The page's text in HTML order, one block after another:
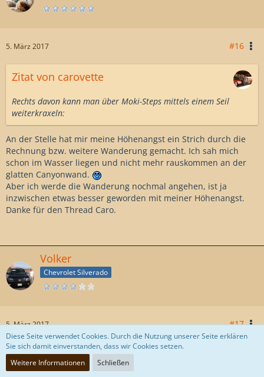
5. März 2017 #16
Zitat von carovette
Rechts davon kann man über Moki-Steps mittels einem Seil
weiterkraxeln:
An der Stelle hat mir meine Höhenangst ein Strich durch die
Rechnung bzw. weitere Wanderung gemacht. Ich sah mich
schon im Wasser liegen und nicht mehr rauskommen an der
glatten Canyonwand.
Aber ich werde die Wanderung nochmal angehen, ist ja
inzwischen etwas besser geworden mit meiner Höhenangst.
Danke für den Thread Caro.
Volker
Chevrolet Silverado
5. März 2017 #17
Das sind wir 2009 schon mal rumgekraxelt.
Diese Seite verwendet Cookies. Durch die Nutzung unserer Seite erklären
Sie sich damit einverstanden, dass wir Cookies setzen.
Weitere Informationen
Schließen